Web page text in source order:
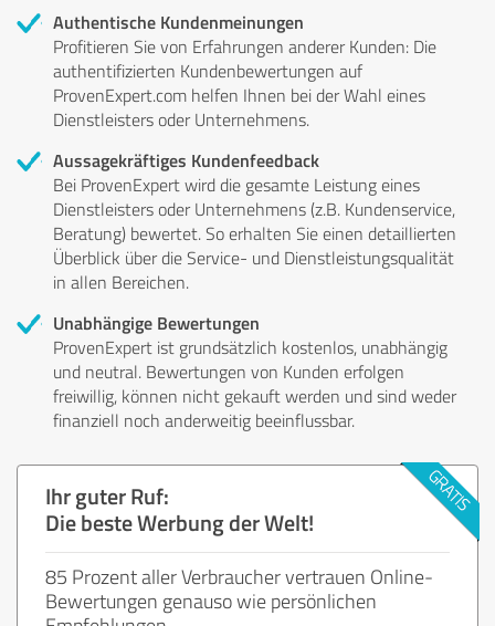
Authentische Kundenmeinungen
Profitieren Sie von Erfahrungen anderer Kunden: Die
authentifizierten Kundenbewertungen auf
ProvenExpert.com helfen Ihnen bei der Wahl eines
Dienstleisters oder Unternehmens.
Aussagekräftiges Kundenfeedback
Bei ProvenExpert wird die gesamte Leistung eines
Dienstleisters oder Unternehmens (z.B. Kundenservice,
Beratung) bewertet. So erhalten Sie einen detaillierten
Überblick über die Service- und Dienstleistungsqualität
in allen Bereichen.
Unabhängige Bewertungen
ProvenExpert ist grundsätzlich kostenlos, unabhängig
und neutral. Bewertungen von Kunden erfolgen
freiwillig, können nicht gekauft werden und sind weder
finanziell noch anderweitig beeinflussbar.
Ihr guter Ruf:
Die beste Werbung der Welt!
85 Prozent aller Verbraucher vertrauen Online-
Bewertungen genauso wie persönlichen